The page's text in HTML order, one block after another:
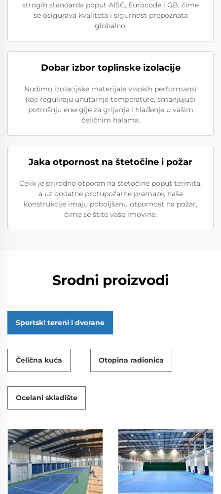
strogih standarda poput AISC, Eurocode i GB, čime
se osigurava kvaliteta i sigurnost prepoznata
globalno.
Dobar izbor toplinske izolacije
Nudimo izolacijske materijale visokih performansi
koji reguliraju unutarnje temperature, smanjujući
potrošnju energije za grijanje i hlađenje u vašim
čeličnim halama.
Jaka otpornost na štetočine i požar
Čelik je prirodno otporan na štetočine poput termita,
a uz dodatne protupožarne premaze, naše
konstrukcije imaju poboljšanu otpornost na požar,
čime se štite vaše imovine.
Srodni proizvodi
Sportski tereni i dvorane
Čelična kuća Otopina radionica
Ocelani skladište